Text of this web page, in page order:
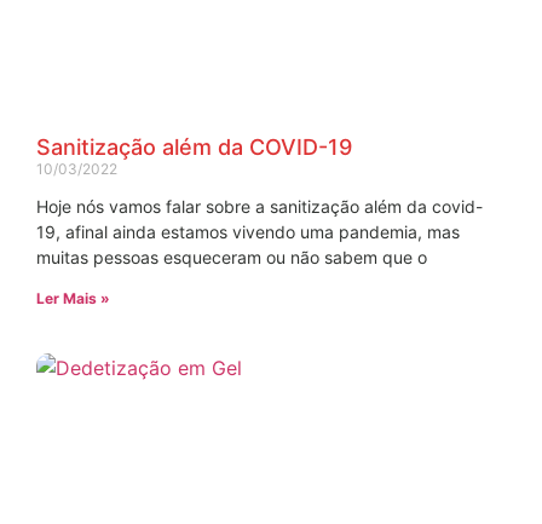
Sanitização além da COVID-19
10/03/2022
Hoje nós vamos falar sobre a sanitização além da covid-
19, afinal ainda estamos vivendo uma pandemia, mas
muitas pessoas esqueceram ou não sabem que o
Ler Mais »